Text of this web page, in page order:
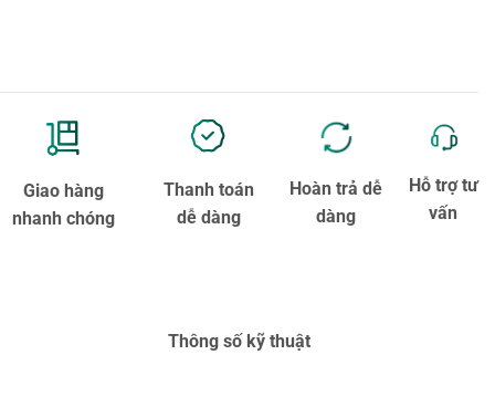
Giao hàng
nhanh chóng
Thanh toán
dễ dàng
Hoàn trả dễ
dàng
Hỗ trợ tư
vấn
Thông số kỹ thuật